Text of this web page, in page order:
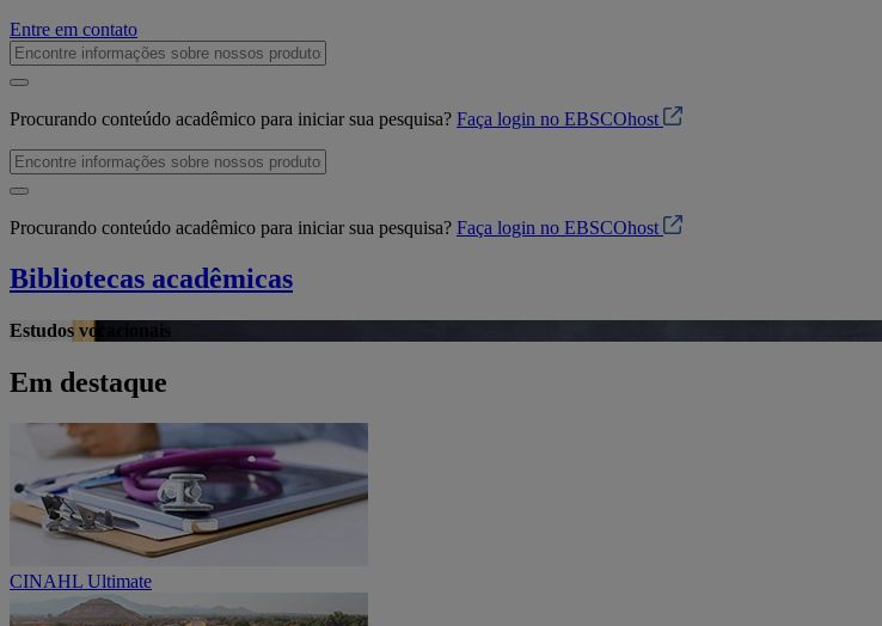
Entre em contato
Procurando conteúdo acadêmico para iniciar sua pesquisa? Faça login no EBSCOhost
Procurando conteúdo acadêmico para iniciar sua pesquisa? Faça login no EBSCOhost
Bibliotecas acadêmicas
Estudos vocacionais
Em destaque
CINAHL Ultimate